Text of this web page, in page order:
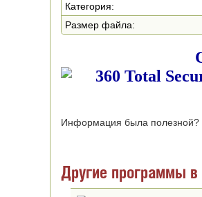
Категория:
Размер файла:
Информация была полезной?
Другие программы в